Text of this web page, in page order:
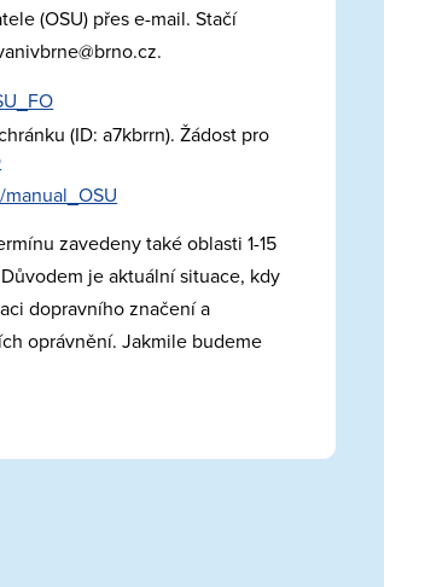
(OSU) přes e-mail. Stačí
(ID: a7kbrrn). Žádost pro
zavedeny také oblasti 1-15
Důvodem je aktuální situace, kdy
dopravního značení a
oprávnění. Jakmile budeme